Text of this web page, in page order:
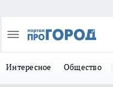
Интересное Общество